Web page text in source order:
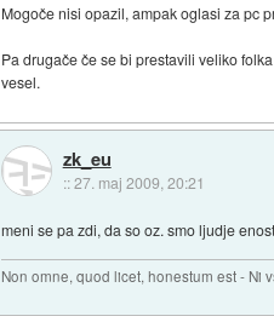
Mogoče nisi opazil, ampak oglasi za pc
Pa drugače če se bi prestavili veliko
vesel.
zk_eu
::27. maj 2009, 20:21
meni se pa zdi, da so oz. smo ljudje
Non omne, quod licet, honestum est - Ni